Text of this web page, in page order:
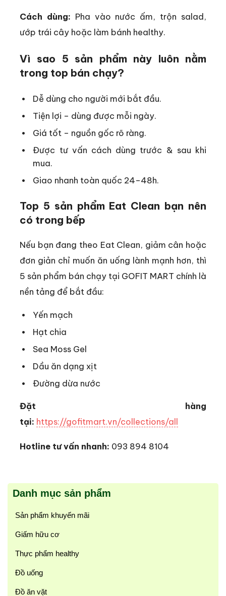
Cách dùng: Pha vào nước ấm, trộn salad,
ướp trái cây hoặc làm bánh healthy.
Vì sao 5 sản phẩm này luôn nằm
trong top bán chạy?
Dễ dùng cho người mới bắt đầu.
Tiện lợi – dùng được mỗi ngày.
Giá tốt – nguồn gốc rõ ràng.
Được tư vấn cách dùng trước & sau khi
mua.
Giao nhanh toàn quốc 24–48h.
Top 5 sản phẩm Eat Clean bạn nên
có trong bếp
Nếu bạn đang theo Eat Clean, giảm cân hoặc
đơn giản chỉ muốn ăn uống lành mạnh hơn, thì
5 sản phẩm bán chạy tại GOFIT MART chính là
nền tảng để bắt đầu:
Yến mạch
Hạt chia
Sea Moss Gel
Dầu ăn dạng xịt
Đường dừa nước
Đặt hàng
tại: https://gofitmart.vn/collections/all
Hotline tư vấn nhanh: 093 894 8104
Danh mục sản phẩm
Sản phẩm khuyến mãi
Giấm hữu cơ
Thực phẩm healthy
Đồ uống
Đồ ăn vặt